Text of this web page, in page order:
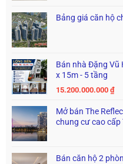
Bảng giá căn hộ
Bán nhà Đặng Vũ
x 15m - 5 tầng
15.200.000.000 ₫
Mở bán The
chung cư cao cấp
Bán căn hộ 2